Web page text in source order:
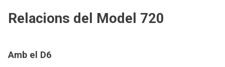
Relacions del Model 720
Amb el D6